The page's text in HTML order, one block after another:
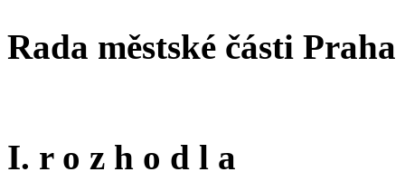
Rada městské části Praha
I. r o z h o d l a